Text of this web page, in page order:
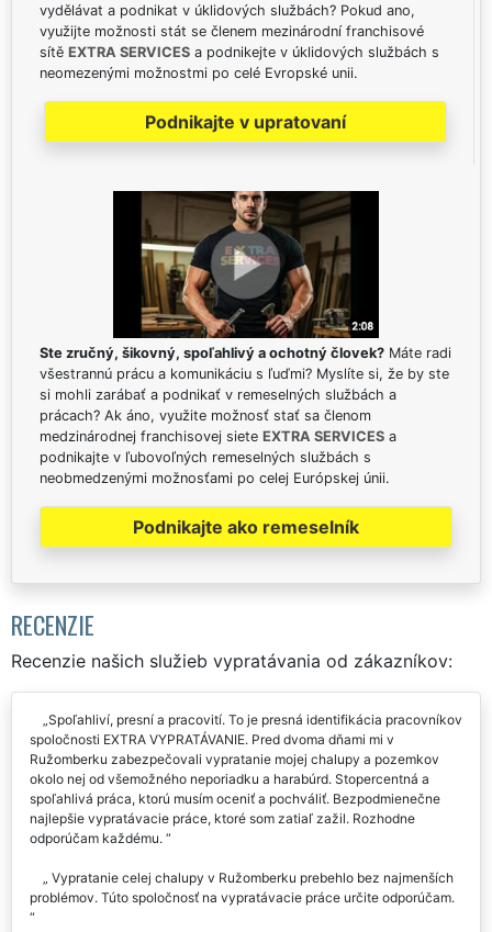
vydělávat a podnikat v úklidových službách? Pokud ano,
využijte možnosti stát se členem mezinárodní franchisové
sítě EXTRA SERVICES a podnikejte v úklidových službách s
neomezenými možnostmi po celé Evropské unii.
Podnikajte v upratovaní
Ste zručný, šikovný, spoľahlivý a ochotný človek? Máte radi
všestrannú prácu a komunikáciu s ľuďmi? Myslíte si, že by ste
si mohli zarábať a podnikať v remeselných službách a
prácach? Ak áno, využite možnosť stať sa členom
medzinárodnej franchisovej siete EXTRA SERVICES a
podnikajte v ľubovoľných remeselných službách s
neobmedzenými možnosťami po celej Európskej únii.
Podnikajte ako remeselník
RECENZIE
Recenzie našich služieb vypratávania od zákazníkov:
Spoľahliví, presní a pracovití. To je presná identifikácia pracovníkov
spoločnosti EXTRA VYPRATÁVANIE. Pred dvoma dňami mi v
Ružomberku zabezpečovali vypratanie mojej chalupy a pozemkov
okolo nej od všemožného neporiadku a harabúrd. Stopercentná a
spoľahlivá práca, ktorú musím oceniť a pochváliť. Bezpodmienečne
najlepšie vypratávacie práce, ktoré som zatiaľ zažil. Rozhodne
odporúčam každému.
Vypratanie celej chalupy v Ružomberku prebehlo bez najmenších
problémov. Túto spoločnosť na vypratávacie práce určite odporúčam.